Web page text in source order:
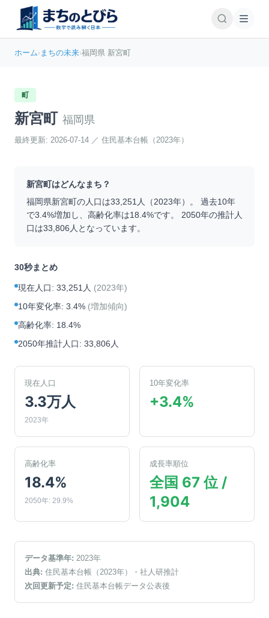
ホーム›まちの未来›福岡県 新宮町
町
新宮町 福岡県
最終更新: 2026-07-14 ／ 住民基本台帳（2023年）
新宮町はどんなまち？
福岡県新宮町の人口は33,251 人（2023年）。 過去10年
で3.4%増加 し、高齢化率は18.4%です。 2050年の推計人
口は33,806 人となっています。
30秒まとめ
現在人口: 33,251人 (2023年)
10年変化率: 3.4% (増加傾向)
高齢化率: 18.4%
2050年推計人口: 33,806人
現在人口
3.3万人
2023年
10年変化率
+3.4%
高齢化率
18.4%
2050年: 29.9%
成長率順位
全国 67 位 /
1,904
データ基準年: 2023年
出典: 住民基本台帳（2023年）
・社人研推計
次回更新予定: 住民基本台帳データ公表後